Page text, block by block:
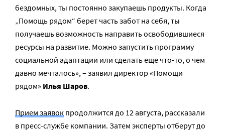
бездомных, ты постоянно закупаешь продукты. Когда
„Помощь рядом“ берет часть забот на себя, ты
получаешь возможность направить освободившиеся
ресурсы на развитие. Можно запустить программу
социальной адаптации или сделать еще что-то, о чем
давно мечталось», – заявил директор «Помощи
рядом» Илья Шаров.
Прием заявок продолжится до 12 августа, рассказали
в пресс-службе компании. Затем эксперты отберут до